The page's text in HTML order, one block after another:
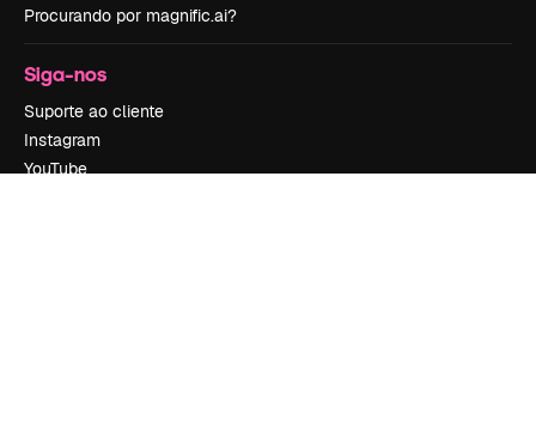
Procurando por magnific.ai?
Siga-nos
Suporte ao cliente
Instagram
YouTube